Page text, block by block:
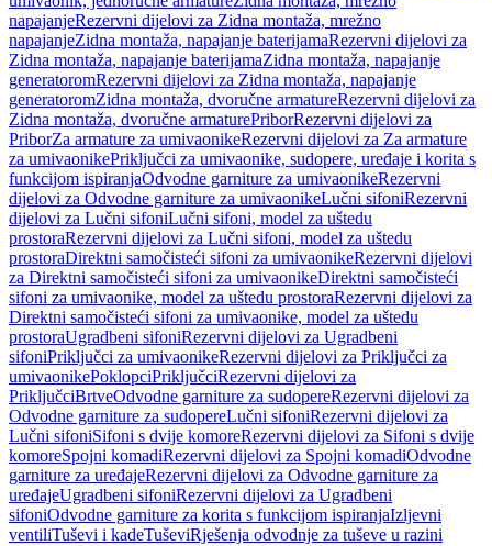
napajanjeRezervni dijelovi za Zidna montaža, mrežno
napajanjeZidna montaža, napajanje baterijamaRezervni dijelovi za
Zidna montaža, napajanje baterijamaZidna montaža, napajanje
generatoromRezervni dijelovi za Zidna montaža, napajanje
generatoromZidna montaža, dvoručne armatureRezervni dijelovi za
Zidna montaža, dvoručne armaturePriborRezervni dijelovi za
PriborZa armature za umivaonikeRezervni dijelovi za Za armature
za umivaonikePriključci za umivaonike, sudopere, uređaje i korita s
funkcijom ispiranjaOdvodne garniture za umivaonikeRezervni
dijelovi za Odvodne garniture za umivaonikeLučni sifoniRezervni
dijelovi za Lučni sifoniLučni sifoni, model za uštedu
prostoraRezervni dijelovi za Lučni sifoni, model za uštedu
prostoraDirektni samočisteći sifoni za umivaonikeRezervni dijelovi
za Direktni samočisteći sifoni za umivaonikeDirektni samočisteći
sifoni za umivaonike, model za uštedu prostoraRezervni dijelovi za
Direktni samočisteći sifoni za umivaonike, model za uštedu
prostoraUgradbeni sifoniRezervni dijelovi za Ugradbeni
sifoniPriključci za umivaonikeRezervni dijelovi za Priključci za
umivaonikePoklopciPriključciRezervni dijelovi za
PriključciBrtveOdvodne garniture za sudopereRezervni dijelovi za
Odvodne garniture za sudopereLučni sifoniRezervni dijelovi za
Lučni sifoniSifoni s dvije komoreRezervni dijelovi za Sifoni s dvije
komoreSpojni komadiRezervni dijelovi za Spojni komadiOdvodne
garniture za uređajeRezervni dijelovi za Odvodne garniture za
uređajeUgradbeni sifoniRezervni dijelovi za Ugradbeni
sifoniOdvodne garniture za korita s funkcijom ispiranjaIzljevni
ventiliTuševi i kadeTuševiRješenja odvodnje za tuševe u razini